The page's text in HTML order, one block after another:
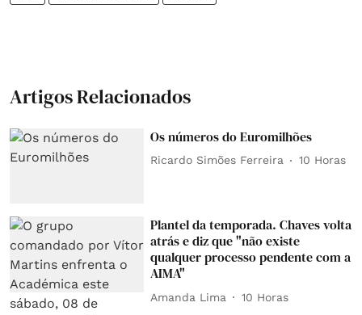
Artigos Relacionados
Os números do Euromilhões
Ricardo Simões Ferreira 10 Horas
Plantel da temporada. Chaves volta
atrás e diz que "não existe
qualquer processo pendente com a
AIMA"
Amanda Lima 10 Horas